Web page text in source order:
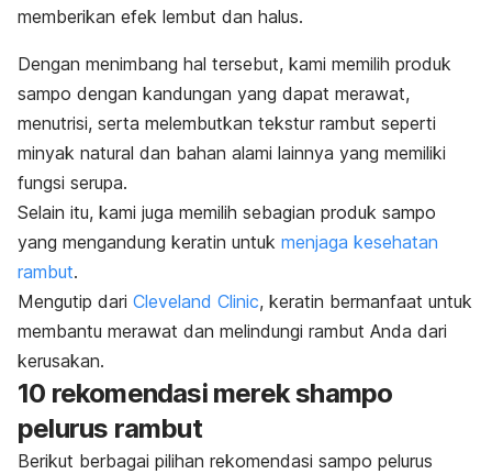
memberikan efek lembut dan halus.
Dengan menimbang hal tersebut, kami memilih produk
sampo dengan kandungan yang dapat merawat,
menutrisi, serta melembutkan tekstur rambut seperti
minyak natural dan bahan alami lainnya yang memiliki
fungsi serupa.
Selain itu, kami juga memilih sebagian produk sampo
yang mengandung keratin untuk menjaga kesehatan
rambut.
Mengutip dari Cleveland Clinic, keratin bermanfaat untuk
membantu merawat dan melindungi rambut Anda dari
kerusakan.
10 rekomendasi merekshampo
pelurus rambut
Berikut berbagai pilihan rekomendasi sampo pelurus